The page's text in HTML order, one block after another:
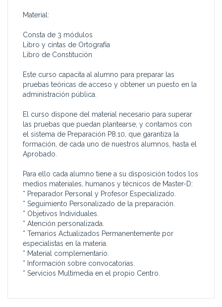
Material:
Consta de 3 módulos
Libro y cintas de Ortografía
Libro de Constitución
Este curso capacita al alumno para preparar las
pruebas teóricas de acceso y obtener un puesto en la
administración pública.
El curso dispone del material necesario para superar
las pruebas que puedan plantearse, y contamos con
el sistema de Preparación P8.10, que garantiza la
formación, de cada uno de nuestros alumnos, hasta el
Aprobado.
Para ello cada alumno tiene a su disposición todos los
medios materiales, humanos y técnicos de Master-D:
* Preparador Personal y Profesor Especializado.
* Seguimiento Personalizado de la preparación.
* Objetivos Individuales.
* Atención personalizada.
* Temarios Actualizados Permanentemente por
especialistas en la materia.
* Material complementario.
* Información sobre convocatorias.
* Servicios Multimedia en el propio Centro.